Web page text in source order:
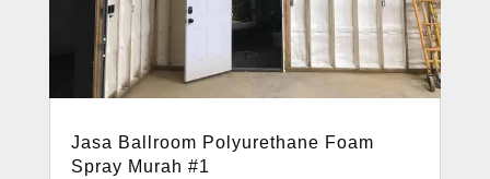
Jasa Ballroom Polyurethane Foam
Spray Murah #1